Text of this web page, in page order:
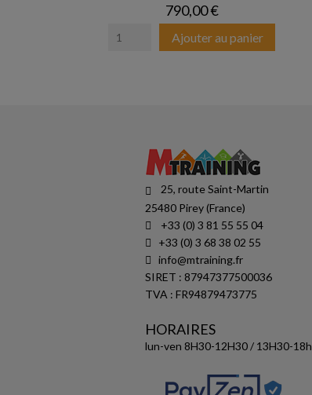
Prix
790,00 €
Ajouter au panier
25, route Saint-Martin
25480 Pirey (France)
+33 (0) 3 81 55 55 04
+33 (0) 3 68 38 02 55
info@mtraining.fr
SIRET : 87947377500036
TVA : FR94879473775
HORAIRES
lun-ven 8H30-12H30 / 13H30-18h